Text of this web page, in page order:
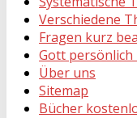
Verschiedene
Fragen kurz
Gott
Über uns
Sitemap
Bücher